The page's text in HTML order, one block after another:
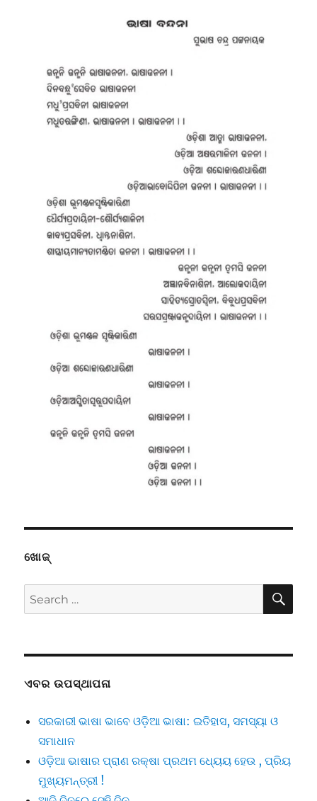
ଖୋଜ୍
Search
for:
ଏବର ଉପସ୍ଥାପନା
ସରକାରୀ ଭାଷା ଭାବେ ଓଡ଼ିଆ ଭାଷା: ଇତିହାସ, ସମସ୍ୟା ଓ
ସମାଧାନ
ଓଡ଼ିଆ ଭାଷାର ପ୍ରାଣ ରକ୍ଷା ପ୍ରଥମ ଧ୍ୟେୟ ହେଉ , ପ୍ରିୟ
ମୁଖ୍ୟମନ୍ତ୍ରୀ !